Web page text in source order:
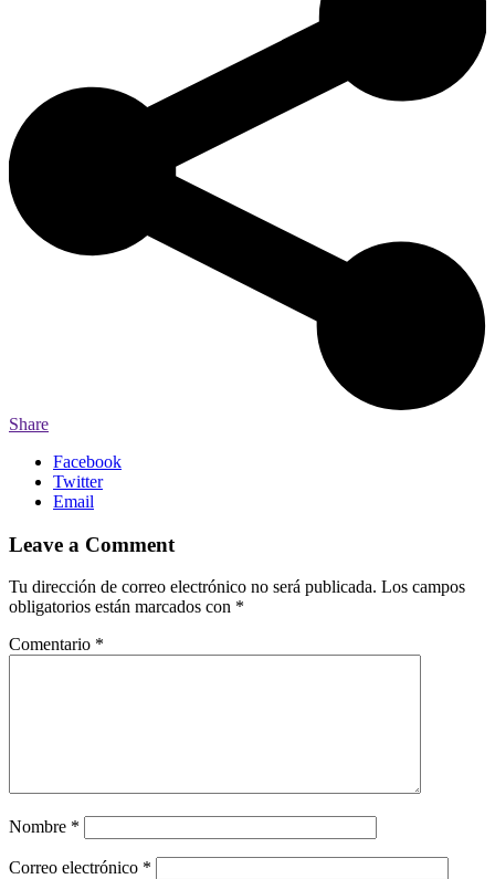
Share
Facebook
Twitter
Email
Leave a Comment
Tu dirección de correo electrónico no será publicada. Los campos
obligatorios están marcados con *
Comentario *
Nombre *
Correo electrónico *